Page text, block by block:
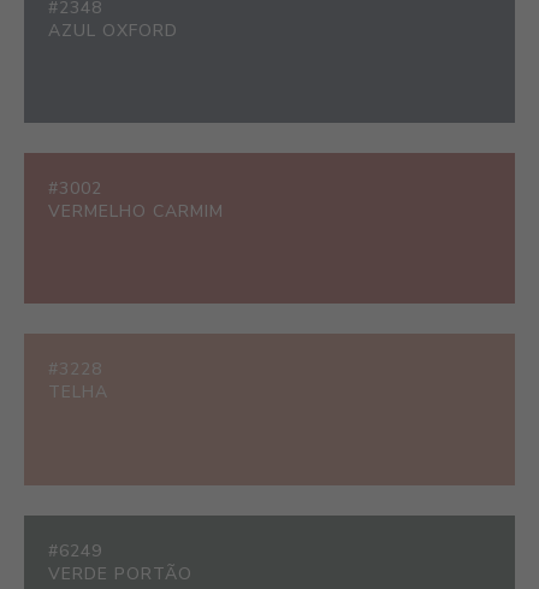
#2348
AZUL OXFORD
#3002
VERMELHO CARMIM
#3228
TELHA
#6249
VERDE PORTÃO